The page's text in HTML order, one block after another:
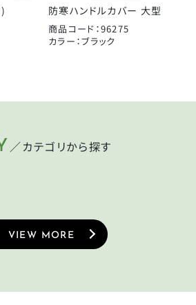
防寒ハンドルカバー 大型
商品コード：96275
カラー：ブラック
／カテゴリから探す
LIGHT
VIEW MORE